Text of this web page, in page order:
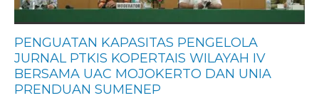
PENGUATAN KAPASITAS PENGELOLA
JURNAL PTKIS KOPERTAIS WILAYAH IV
BERSAMA UAC MOJOKERTO DAN UNIA
PRENDUAN SUMENEP